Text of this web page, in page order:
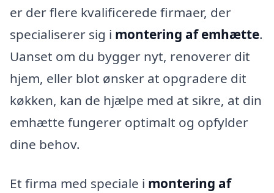
er der flere kvalificerede firmaer, der
specialiserer sig i montering af emhætte.
Uanset om du bygger nyt, renoverer dit
hjem, eller blot ønsker at opgradere dit
køkken, kan de hjælpe med at sikre, at din
emhætte fungerer optimalt og opfylder
dine behov.
Et firma med speciale i montering af